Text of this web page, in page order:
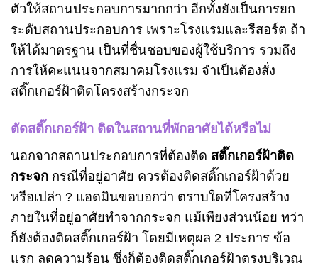
ตัวให้สถานประกอบการมากกว่า อีกทั้งยังเป็นการยก
ระดับสถานประกอบการ เพราะโรงแรมและรีสอร์ต ถ้า
ให้ได้มาตรฐาน เป็นที่ชื่นชอบของผู้ใช้บริการ รวมถึง
การให้คะแนนจากสมาคมโรงแรม จำเป็นต้องสั่ง
สติ๊กเกอร์ฝ้าติดโครงสร้างกระจก
ตัดสติ๊กเกอร์ฝ้า ติดในสถานที่พักอาศัยได้หรือไม่
นอกจากสถานประกอบการที่ต้องติด สติ๊กเกอร์ฝ้าติด
กระจก กรณีที่อยู่อาศัย ควรต้องติดสติ๊กเกอร์ฝ้าด้วย
หรือเปล่า ? แอดมินขอบอกว่า ตราบใดที่โครงสร้าง
ภายในที่อยู่อาศัยทำจากกระจก แม้เพียงส่วนน้อย ทว่า
ก็ยังต้องติดสติ๊กเกอร์ฝ้า โดยมีเหตุผล 2 ประการ ข้อ
แรก ลดความร้อน ซึ่งก็ต้องติดสติ๊กเกอร์ฝ้าตรงบริเวณ